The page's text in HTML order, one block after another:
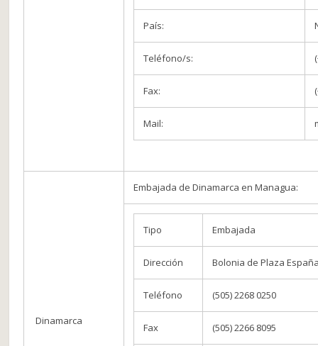
País:
Teléfono/s:
Fax:
Mail:
Dinamarca
Embajada de Dinamarca en Managua:
Tipo Embajada
Dirección Bolonia de Plaza
Teléfono (505) 2268 0250
Fax (505) 2266 8095